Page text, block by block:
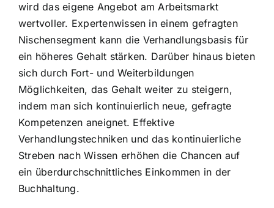
wird das eigene Angebot am Arbeitsmarkt
wertvoller. Expertenwissen in einem gefragten
Nischensegment kann die Verhandlungsbasis für
ein höheres Gehalt stärken. Darüber hinaus bieten
sich durch Fort- und Weiterbildungen
Möglichkeiten, das Gehalt weiter zu steigern,
indem man sich kontinuierlich neue, gefragte
Kompetenzen aneignet. Effektive
Verhandlungstechniken und das kontinuierliche
Streben nach Wissen erhöhen die Chancen auf
ein überdurchschnittliches Einkommen in der
Buchhaltung.